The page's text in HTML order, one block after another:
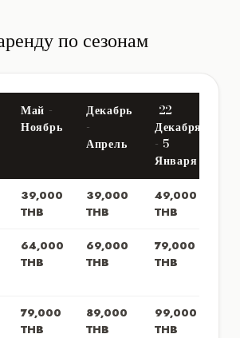
по сезонам
Май -
Ноябрь
Декабрь
-
Апрель
22
Декабря
- 5
Января
39,000
THB
39,000
THB
49,000
THB
64,000
THB
69,000
THB
79,000
THB
79,000
THB
89,000
THB
99,000
THB